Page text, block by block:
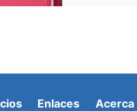
Enlaces
Acerca